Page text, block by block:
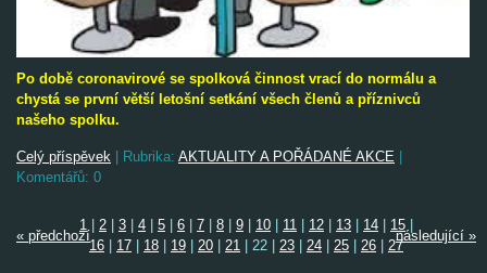
Po době coronavirové se spolková činnost vrací do normálu a
chystá se první větší letošní setkání všech členů a příznivců
našeho spolku.
Celý příspěvek Rubrika: AKTUALITY A POŘÁDANÉ AKCE
Komentářů: 0
« předchozí
1 2 3 4 5 6 7 8 9 10 11 12 13 14 15
16
17 18 19 20 21 22 23 24 25 26 27
následující »